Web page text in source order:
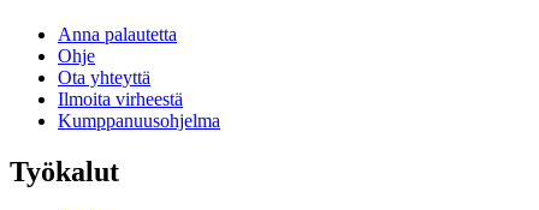
Anna palautetta
Ohje
Ota yhteyttä
Ilmoita virheestä
Kumppanuusohjelma
Työkalut